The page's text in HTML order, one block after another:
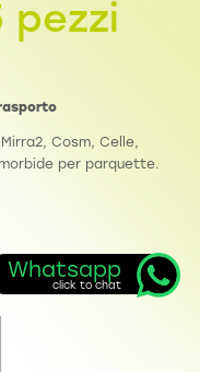
pezzi
Cosm, Celle,
per parquette.
Ruote non